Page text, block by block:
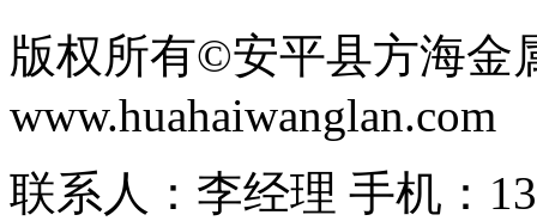
版权所有©安平县方海金
www.huahaiwanglan.com
联系人：李经理 手机：